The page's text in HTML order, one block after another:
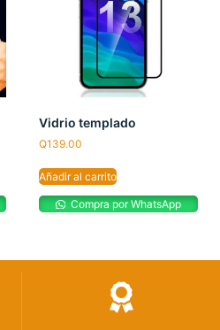
Vidrio templado
Q139.00
Añadir al carrito
Compra por WhatsApp